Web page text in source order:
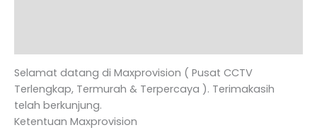
Selamat datang di Maxprovision ( Pusat CCTV
Terlengkap, Termurah & Terpercaya ). Terimakasih
telah berkunjung.
Ketentuan Maxprovision